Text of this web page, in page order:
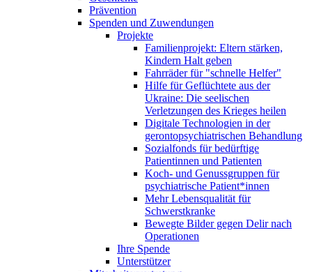
Prävention
Spenden und Zuwendungen
Projekte
Familienprojekt: Eltern stärken,
Kindern Halt geben
Fahrräder für "schnelle Helfer"
Hilfe für Geflüchtete aus der
Ukraine: Die seelischen
Verletzungen des Krieges heilen
Digitale Technologien in der
gerontopsychiatrischen Behandlung
Sozialfonds für bedürftige
Patientinnen und Patienten
Koch- und Genussgruppen für
psychiatrische Patient*innen
Mehr Lebensqualität für
Schwerstkranke
Bewegte Bilder gegen Delir nach
Operationen
Ihre Spende
Unterstützer